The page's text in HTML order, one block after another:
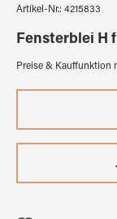
Artikel-Nr.: 4215833
Fensterblei H
Preise & Kauffunktion